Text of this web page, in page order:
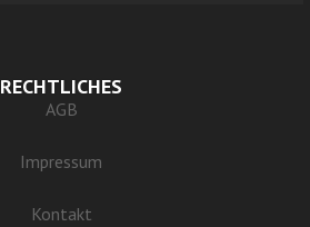
RECHTLICHES
AGB
Impressum
Kontakt